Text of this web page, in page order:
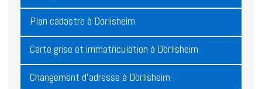
Plan cadastre à Dorlisheim
Carte grise et immatriculation à Dorlisheim
Changement d'adresse à Dorlisheim